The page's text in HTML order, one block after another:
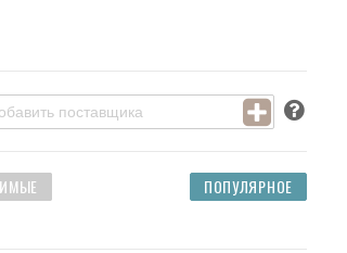
ПОПУЛЯРНОЕ